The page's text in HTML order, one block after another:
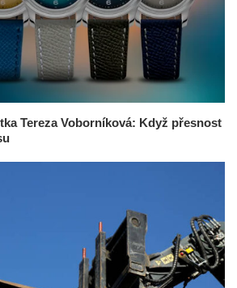
Tereza Voborníková: Když přesnost